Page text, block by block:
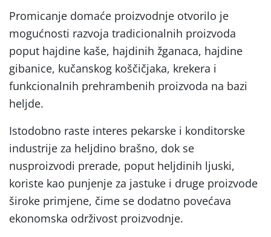
Promicanje domaće proizvodnje otvorilo je
mogućnosti razvoja tradicionalnih proizvoda
poput hajdine kaše, hajdinih žganaca, hajdine
gibanice, kučanskog koščičjaka, krekera i
funkcionalnih prehrambenih proizvoda na bazi
heljde.
Istodobno raste interes pekarske i konditorske
industrije za heljdino brašno, dok se
nusproizvodi prerade, poput heljdinih ljuski,
koriste kao punjenje za jastuke i druge proizvode
široke primjene, čime se dodatno povećava
ekonomska održivost proizvodnje.